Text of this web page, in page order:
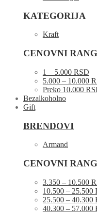
KATEGORIJA
Kraft
CENOVNI RANG
1 – 5.000 RSD
5.000 – 10.000
Preko 10.000
Bezalkoholno
Gift
BRENDOVI
Armand
CENOVNI RANG
3.350 – 10.500
10.500 – 25.500
25.500 – 40.300
40.300 – 57.000